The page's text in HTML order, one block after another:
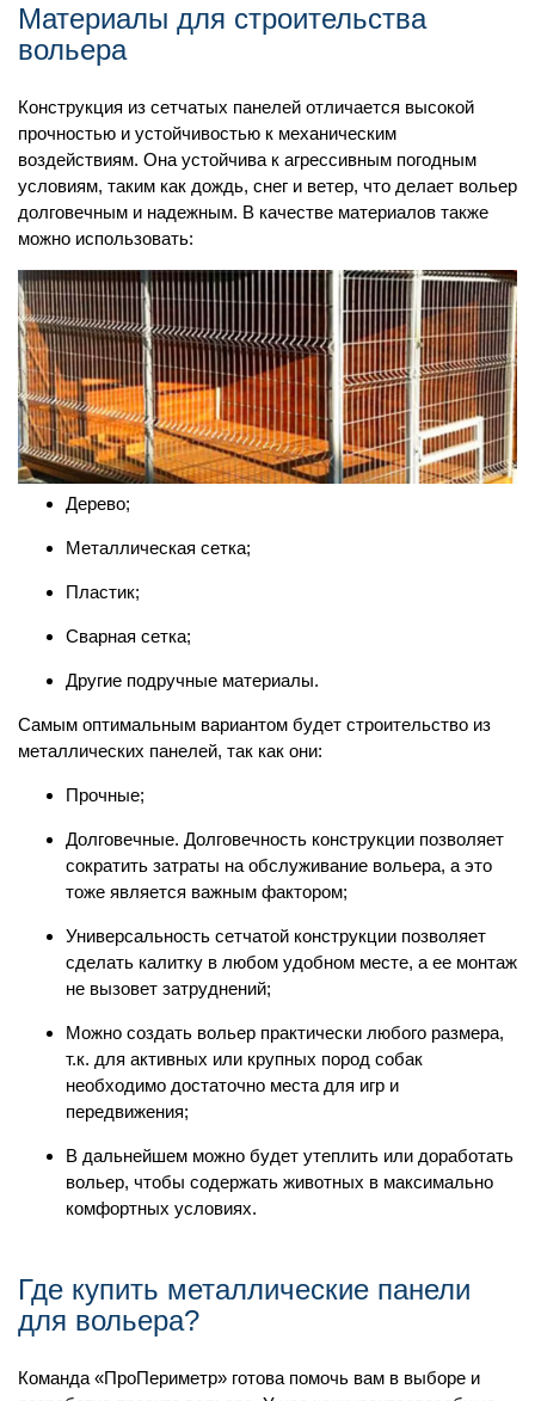
Материалы для строительства
вольера
Конструкция из сетчатых панелей отличается высокой
прочностью и устойчивостью к механическим
воздействиям. Она устойчива к агрессивным погодным
условиям, таким как дождь, снег и ветер, что делает вольер
долговечным и надежным. В качестве материалов также
можно использовать:
Дерево;
Металлическая сетка;
Пластик;
Сварная сетка;
Другие подручные материалы.
Самым оптимальным вариантом будет строительство из
металлических панелей, так как они:
Прочные;
Долговечные. Долговечность конструкции позволяет
сократить затраты на обслуживание вольера, а это
тоже является важным фактором;
Универсальность сетчатой конструкции позволяет
сделать калитку в любом удобном месте, а ее монтаж
не вызовет затруднений;
Можно создать вольер практически любого размера,
т.к. для активных или крупных пород собак
необходимо достаточно места для игр и
передвижения;
В дальнейшем можно будет утеплить или доработать
вольер, чтобы содержать животных в максимально
комфортных условиях.
Где купить металлические панели
для вольера?
Команда «ПроПериметр» готова помочь вам в выборе и